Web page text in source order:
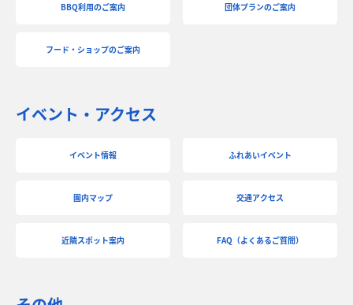
BBQ利用のご案内 団体プランのご案内
フード・ショップのご案内
イベント・アクセス
イベント情報 ふれあいイベント
園内マップ 交通アクセス
近隣スポット案内 FAQ（よくあるご質問）